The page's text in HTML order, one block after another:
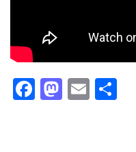
Facebook
Mastodon
Email